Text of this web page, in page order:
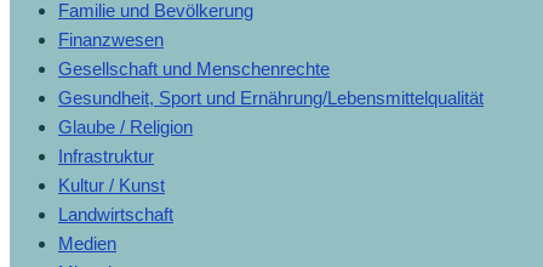
Familie und Bevölkerung
Finanzwesen
Gesellschaft und Menschenrechte
Gesundheit, Sport und Ernährung/Lebensmittelqualität
Glaube / Religion
Infrastruktur
Kultur / Kunst
Landwirtschaft
Medien